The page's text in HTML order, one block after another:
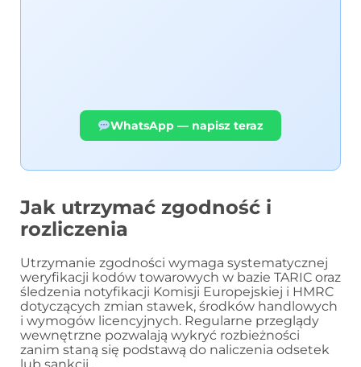
WhatsApp — napisz teraz
Jak utrzymać zgodność i
rozliczenia
Utrzymanie zgodności wymaga systematycznej
weryfikacji kodów towarowych w bazie TARIC oraz
śledzenia notyfikacji Komisji Europejskiej i HMRC
dotyczących zmian stawek, środków handlowych
i wymogów licencyjnych. Regularne przeglądy
wewnętrzne pozwalają wykryć rozbieżności
zanim staną się podstawą do naliczenia odsetek
lub sankcji.